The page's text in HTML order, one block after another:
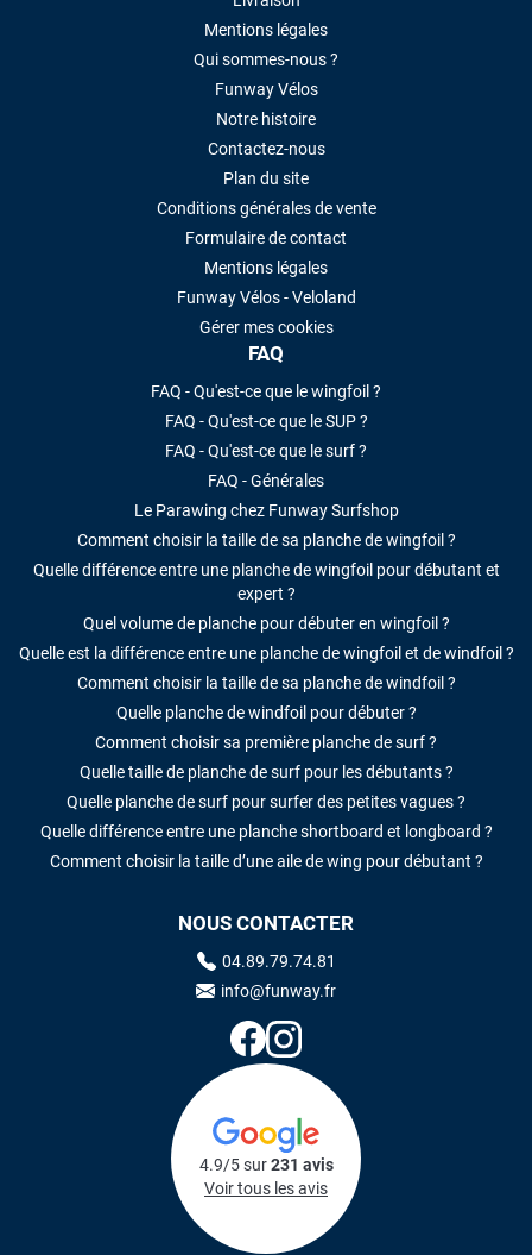
Mentions légales
Qui sommes-nous ?
Funway Vélos
Notre histoire
Contactez-nous
Plan du site
Conditions générales de vente
Formulaire de contact
Mentions légales
Funway Vélos - Veloland
Gérer mes cookies
FAQ
FAQ - Qu'est-ce que le wingfoil ?
FAQ - Qu'est-ce que le SUP ?
FAQ - Qu'est-ce que le surf ?
FAQ - Générales
Le Parawing chez Funway Surfshop
Comment choisir la taille de sa planche de wingfoil ?
Quelle différence entre une planche de wingfoil pour débutant et
expert ?
Quel volume de planche pour débuter en wingfoil ?
Quelle est la différence entre une planche de wingfoil et de windfoil ?
Comment choisir la taille de sa planche de windfoil ?
Quelle planche de windfoil pour débuter ?
Comment choisir sa première planche de surf ?
Quelle taille de planche de surf pour les débutants ?
Quelle planche de surf pour surfer des petites vagues ?
Quelle différence entre une planche shortboard et longboard ?
Comment choisir la taille d’une aile de wing pour débutant ?
NOUS CONTACTER
04.89.79.74.81
info@funway.fr
4.9/5 sur231 avis
Voir tous les avis